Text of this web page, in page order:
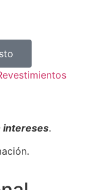
intereses.